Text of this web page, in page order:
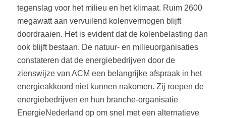
tegenslag voor het milieu en het klimaat. Ruim 2600
megawatt aan vervuilend kolenvermogen blijft
doordraaien. Het is evident dat de kolenbelasting dan
ook blijft bestaan. De natuur- en milieuorganisaties
constateren dat de energiebedrijven door de
zienswijze van ACM een belangrijke afspraak in het
energieakkoord niet kunnen nakomen. Zij roepen de
energiebedrijven en hun branche-organisatie
EnergieNederland op om snel met een alternatieve